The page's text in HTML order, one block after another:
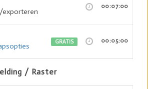
exporteren
00:07:00
GRATIS 00:05:00
/ Raster